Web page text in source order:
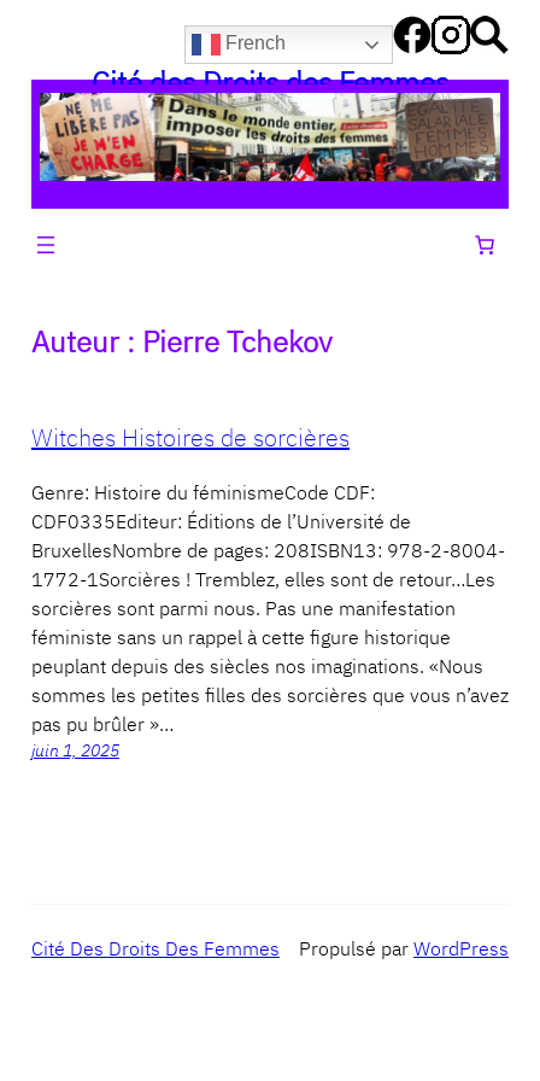
contenu
French
Cité des Droits des Femmes
Auteur : Pierre Tchekov
Witches Histoires de sorcières
Genre: Histoire du féminismeCode CDF:
CDF0335Editeur: Éditions de l’Université de
BruxellesNombre de pages: 208ISBN13: 978-2-8004-
1772-1Sorcières ! Tremblez, elles sont de retour…Les
sorcières sont parmi nous. Pas une manifestation
féministe sans un rappel à cette figure historique
peuplant depuis des siècles nos imaginations. «Nous
sommes les petites filles des sorcières que vous n’avez
pas pu brûler »…
juin 1, 2025
Cité Des Droits Des Femmes Propulsé parWordPress